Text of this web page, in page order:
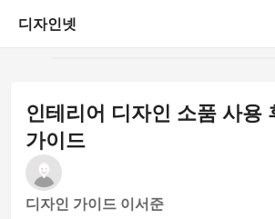
디자인넷
게시판
인테리어 디자인 소품 사용
가이드
디자인 가이드 이서준